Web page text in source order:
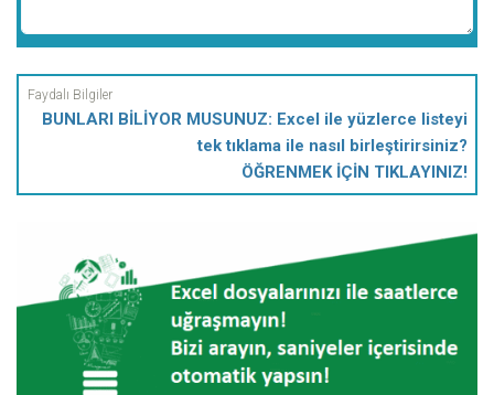
BUNLARI BİLİYOR MUSUNUZ: Excel ile yüzlerce listeyi
tek tıklama ile nasıl birleştirirsiniz?
ÖĞRENMEK İÇİN TIKLAYINIZ!